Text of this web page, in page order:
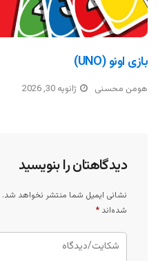
بازی اونو (UNO)
هومن محسنی ژانویه 30, 2026
دیدگاهتان را بنویسید
نشانی ایمیل شما منتشر نخواهد شد.
شده‌اند *